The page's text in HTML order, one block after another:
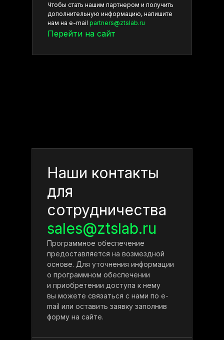
Чтобы стать нашим партнером и получить
дополнительную информацию, напишите
нам на e-mail partners@ztslab.ru
Перейти на сайт
Наши контакты
для
сотрудничества
sales@ztslab.ru
Программное обеспечение
предоставляется на возмездной
основе. Для уточнения информации
о программном обеспечении
и приобретении доступа к нему
вы можете связаться с нами по e-
mail или оставить заявку заполнив
форму на сайте.